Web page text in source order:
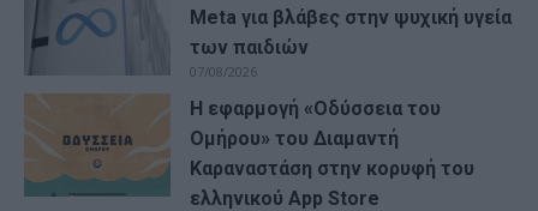
Meta για βλάβες στην ψυχική υγεία
των παιδιών
07/08/2026
Η εφαρμογή «Οδύσσεια του
Ομήρου» του Διαμαντή
Καραναστάση στην κορυφή του
ελληνικού App Store